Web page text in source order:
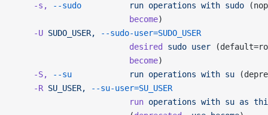
    -s,
--sudo
          run
operations with sudo
                        become
)
    -U
SUDO_USER,
--sudo-user=SUDO_USER
                        desired
sudo user
                        become
)
    -S,
--su
            run
operations with su
    -R
SU_USER,
--su-user=SU_USER
                        run
operations with su as